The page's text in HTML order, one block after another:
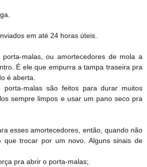
em até 24 horas úteis.
malas, ou amortecedores de mola a
É ele que empurra a tampa traseira pra
é aberta.
porta-malas são feitos para durar muitos
sempre limpos e usar um pano seco pra
esses amortecedores, então, quando não
que trocar por um novo. Alguns sinais de
pra abrir o porta-malas;